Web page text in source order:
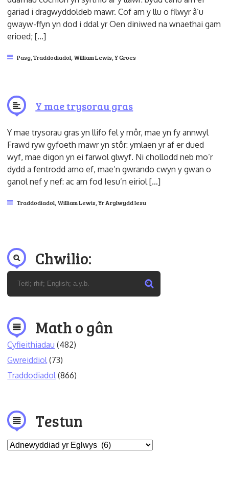
gariad i dragwyddoldeb mawr. Cof am y llu o filwyr â’u
gwayw-ffyn yn dod i ddal yr Oen diniwed na wnaethai gam
erioed; […]
Pasg Traddodiadol William Lewis Y Groes
Y mae trysorau gras
Y mae trysorau gras yn llifo fel y môr, mae yn fy annwyl
Frawd ryw gyfoeth mawr yn stôr: ymlaen yr af er dued
wyf, mae digon yn ei farwol glwyf. Ni chollodd neb mo’r
dydd a fentrodd arno ef, mae’n gwrando cwyn y gwan o
ganol nef y nef: ac am fod Iesu’n eiriol […]
Traddodiadol William Lewis Yr Arglwydd Iesu
Chwilio:
Math o gân
Cyfieithiadau (482)
Gwreiddiol (73)
Traddodiadol (866)
Testun